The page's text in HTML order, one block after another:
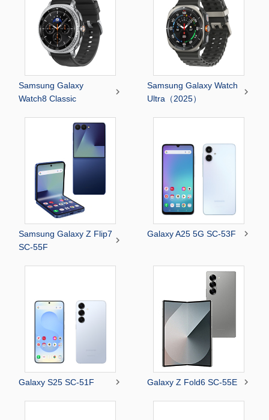
Samsung Galaxy
Watch8 Classic

Samsung Galaxy Watch
Ultra（2025）

Samsung Galaxy Z Flip7
SC-55F

Galaxy A25 5G SC-53F 
Galaxy S25 SC-51F  Galaxy Z Fold6 SC-55E 